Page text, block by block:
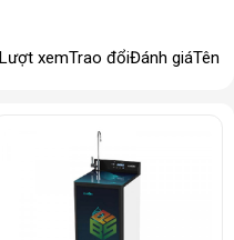
Lượt xemTrao đổiĐánh giáTên